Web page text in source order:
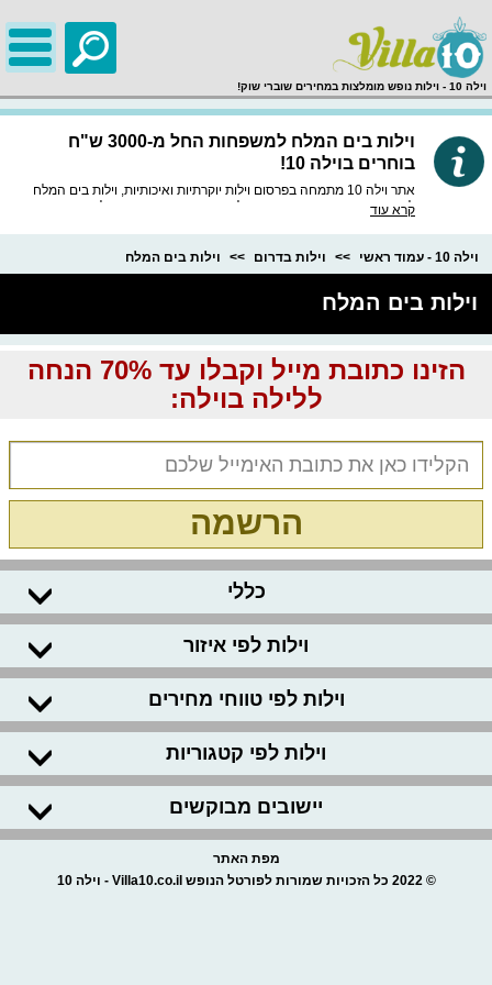
וילה 10 - וילות נופש מומלצות במחירים שוברי שוק!
וילות בים המלח למשפחות החל מ-3000 ש"ח
בוחרים בוילה 10!
אתר וילה 10 מתמחה בפרסום וילות יוקרתיות ואיכותיות, וילות בים המלח
לזוגות, קבוצות ומשפחות פזורות לנגד עיניכם, כנסו ובחרו וילת נופש אדירה
קרא עוד
וילה 10 - עמוד ראשי וילות בדרום וילות בים המלח
וילות בים המלח
הזינו כתובת מייל וקבלו עד 70% הנחה
ללילה בוילה:
הרשמה
כללי
וילות לפי איזור
וילות לפי טווחי מחירים
וילות לפי קטגוריות
יישובים מבוקשים
מפת האתר
© 2022 כל הזכויות שמורות לפורטל הנופש Villa10.co.il - וילה 10